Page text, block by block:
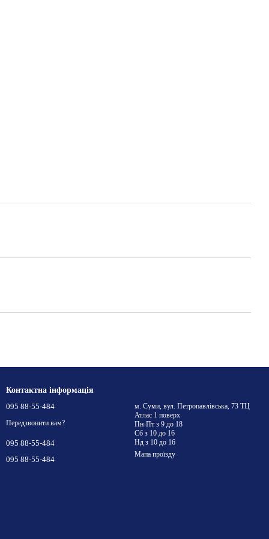
Контактна інформація
095 88-55-484
Передзвонити вам?
095 88-55-484
095 88-55-484
м. Суми, вул. Петропавлівська, 73 ТЦ
Атлас 1 поверх
Пн-Пт з 9 до 18
Сб з 10 до 16
Нд з 10 до 16
Мапа проїзду